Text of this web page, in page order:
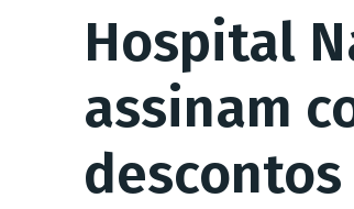
Hospital
assinam